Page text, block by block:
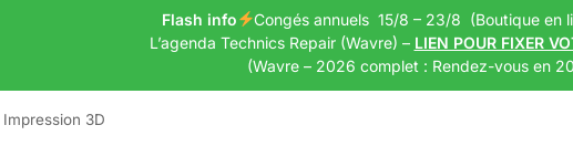
Flash info
Congés annuels 15/8 – 23/8 (Boutique en
L’agenda Technics Repair (Wavre) – LIEN POUR FIXER
(Wavre – 2026 complet : Rendez-vous en
Impression 3D